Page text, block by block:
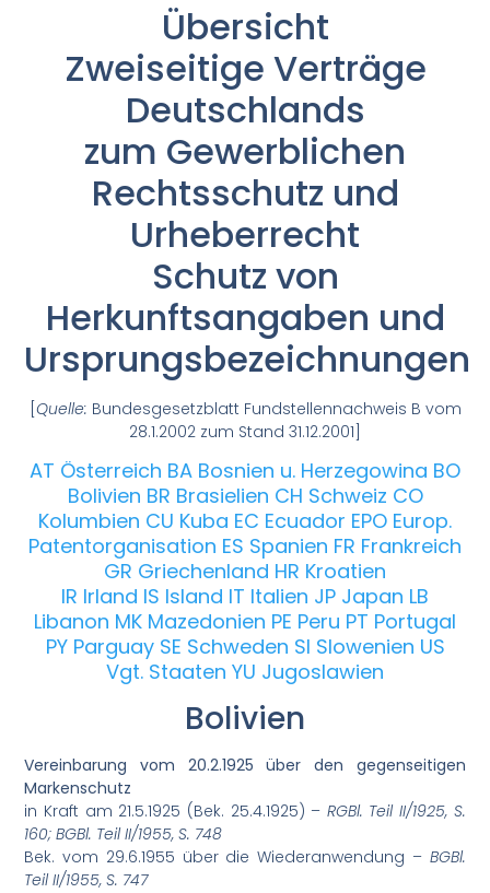
Übersicht
Zweiseitige Verträge
Deutschlands
zum Gewerblichen
Rechtsschutz und
Urheberrecht
Schutz von
Herkunftsangaben und
Ursprungsbezeichnungen
[Quelle: Bundesgesetzblatt Fundstellennachweis B vom
28.1.2002 zum Stand 31.12.2001]
AT Österreich BA Bosnien u. Herzegowina BO
Bolivien BR Brasielien CH Schweiz CO
Kolumbien CU Kuba EC Ecuador EPO Europ.
Patentorganisation ES Spanien FR Frankreich
GR Griechenland HR Kroatien
IR Irland IS Island IT Italien JP Japan LB
Libanon MK Mazedonien PE Peru PT Portugal
PY Parguay SE Schweden SI Slowenien US
Vgt. Staaten YU Jugoslawien
Bolivien
Vereinbarung vom 20.2.1925 über den gegenseitigen
Markenschutz
in Kraft am 21.5.1925 (Bek. 25.4.1925) – RGBl. Teil II/1925, S.
160; BGBl. Teil II/1955, S. 748
Bek. vom 29.6.1955 über die Wiederanwendung – BGBl.
Teil II/1955, S. 747